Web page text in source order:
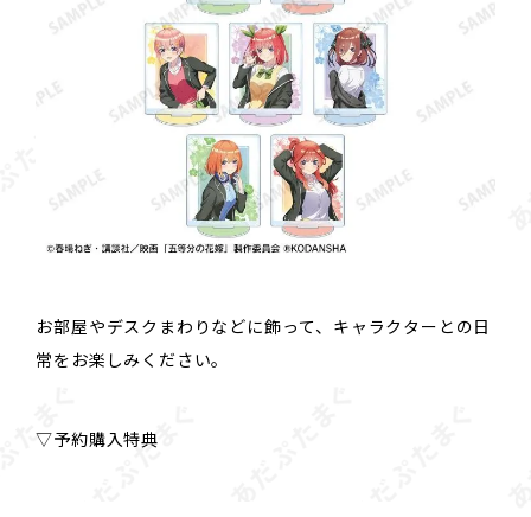
お部屋やデスクまわりなどに飾って、キャラクターとの日
常をお楽しみください。
▽予約購入特典